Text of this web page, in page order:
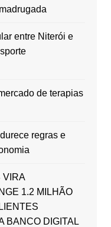
entre Niterói e
de terapias
regras e
VIRA
1.2 MILHÃO
BANCO DIGITAL